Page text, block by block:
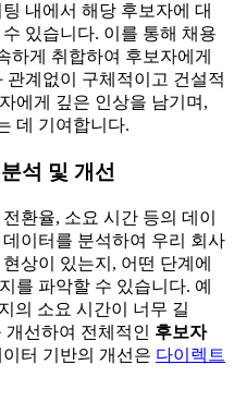
내에서 해당 후보자에 대
있습니다. 이를 통해 채용
하게 취합하여 후보자에게
계없이 구체적이고 건설적
에게 깊은 인상을 남기며,
데 기여합니다.
석 및 개선
환율, 소요 시간 등의 데이
이터를 분석하여 우리 회사
상이 있는지, 어떤 단계에
를 파악할 수 있습니다. 예
의 소요 시간이 너무 길
선하여 전체적인 후보자
터 기반의 개선은 다이렉트